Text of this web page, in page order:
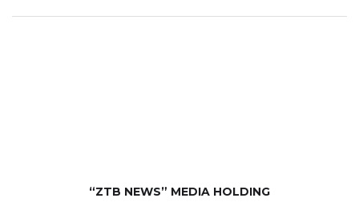
“ZTB NEWS” MEDIA HOLDING